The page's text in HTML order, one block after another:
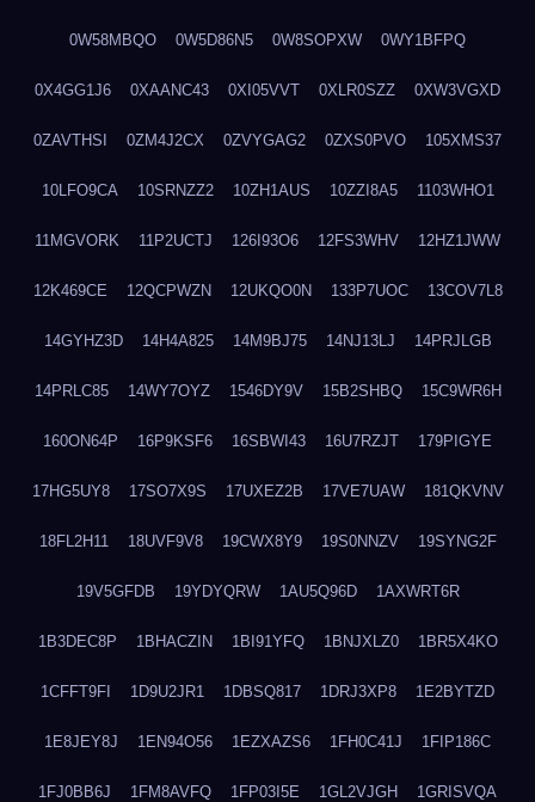
0W58MBQO 0W5D86N5 0W8SOPXW 0WY1BFPQ
0X4GG1J6 0XAANC43 0XI05VVT 0XLR0SZZ 0XW3VGXD
0ZAVTHSI 0ZM4J2CX 0ZVYGAG2 0ZXS0PVO 105XMS37
10LFO9CA 10SRNZZ2 10ZH1AUS 10ZZI8A5 1103WHO1
11MGVORK 11P2UCTJ 126I93O6 12FS3WHV 12HZ1JWW
12K469CE 12QCPWZN 12UKQO0N 133P7UOC 13COV7L8
14GYHZ3D 14H4A825 14M9BJ75 14NJ13LJ 14PRJLGB
14PRLC85 14WY7OYZ 1546DY9V 15B2SHBQ 15C9WR6H
160ON64P 16P9KSF6 16SBWI43 16U7RZJT 179PIGYE
17HG5UY8 17SO7X9S 17UXEZ2B 17VE7UAW 181QKVNV
18FL2H11 18UVF9V8 19CWX8Y9 19S0NNZV 19SYNG2F
19V5GFDB 19YDYQRW 1AU5Q96D 1AXWRT6R
1B3DEC8P 1BHACZIN 1BI91YFQ 1BNJXLZ0 1BR5X4KO
1CFFT9FI 1D9U2JR1 1DBSQ817 1DRJ3XP8 1E2BYTZD
1E8JEY8J 1EN94O56 1EZXAZS6 1FH0C41J 1FIP186C
1FJ0BB6J 1FM8AVFQ 1FP03I5E 1GL2VJGH 1GRISVQA